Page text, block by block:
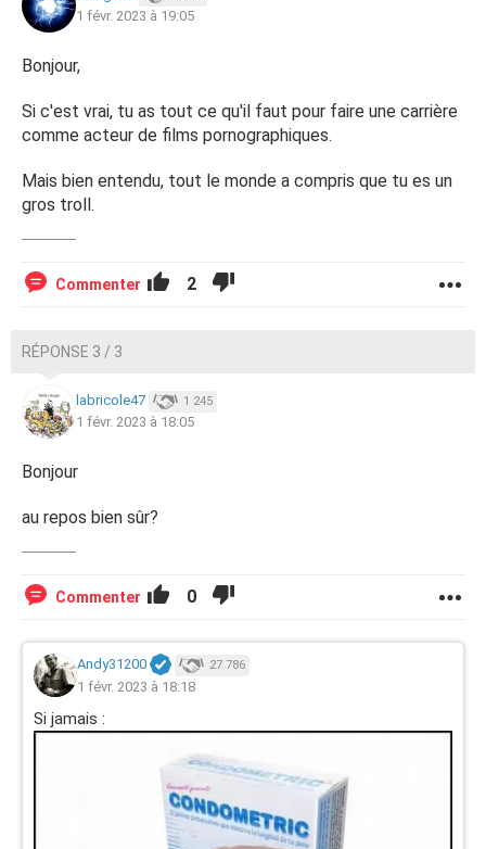
1 févr. 2023 à 19:05
Bonjour,
Si c'est vrai, tu as tout ce qu'il faut pour faire une carrière
comme acteur de films pornographiques.
Mais bien entendu, tout le monde a compris que tu es un
gros troll.
Commenter 2
RÉPONSE 3 / 3
labricole47 1 245
1 févr. 2023 à 18:05
Bonjour
au repos bien sûr?
Commenter 0
Andy31200 27 786
1 févr. 2023 à 18:18
Si jamais :